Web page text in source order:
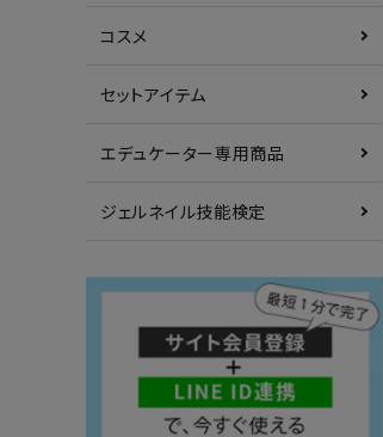
コスメ
セットアイテム
エデュケーター専用商品
ジェルネイル技能検定